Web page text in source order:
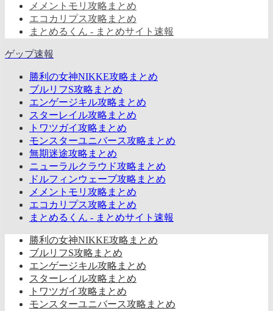
メメントモリ攻略まとめ
エコカリプス攻略まとめ
まとめるくん - まとめサイト速報
ゲップ速報
勝利の女神NIKKE攻略まとめ
ブルリフS攻略まとめ
エンゲージキル攻略まとめ
スターレイル攻略まとめ
トワツガイ攻略まとめ
モンスターユニバース攻略まとめ
無期迷途攻略まとめ
ニューラルクラウド攻略まとめ
ドルフィンウェーブ攻略まとめ
メメントモリ攻略まとめ
エコカリプス攻略まとめ
まとめるくん - まとめサイト速報
勝利の女神NIKKE攻略まとめ
ブルリフS攻略まとめ
エンゲージキル攻略まとめ
スターレイル攻略まとめ
トワツガイ攻略まとめ
モンスターユニバース攻略まとめ